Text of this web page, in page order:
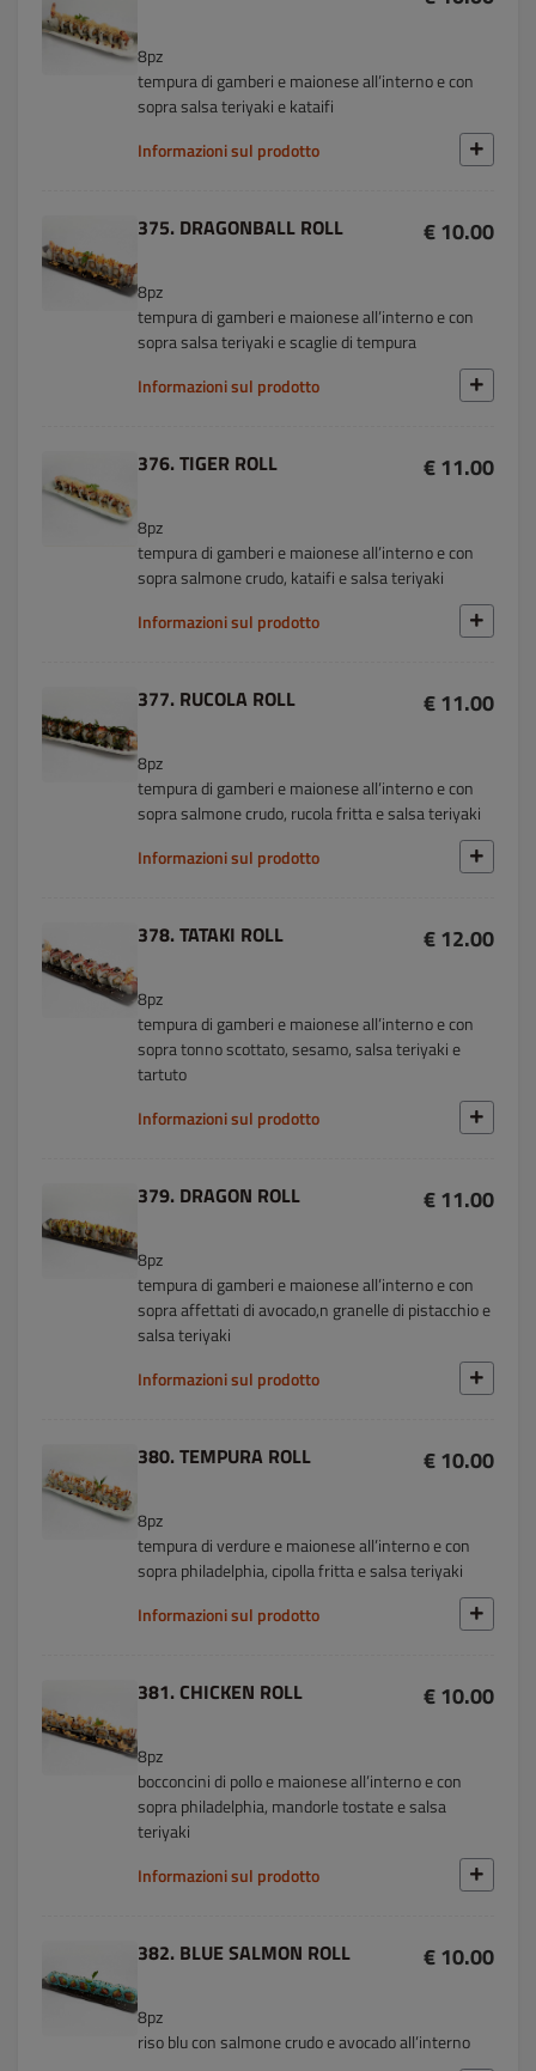
8pz
tempura di gamberi e maionese all’interno e con
sopra salsa teriyaki e kataifi
Informazioni sul prodotto
375. DRAGONBALL ROLL € 10.00
8pz
tempura di gamberi e maionese all’interno e con
sopra salsa teriyaki e scaglie di tempura
Informazioni sul prodotto
376. TIGER ROLL € 11.00
8pz
tempura di gamberi e maionese all’interno e con
sopra salmone crudo, kataifi e salsa teriyaki
Informazioni sul prodotto
377. RUCOLA ROLL € 11.00
8pz
tempura di gamberi e maionese all’interno e con
sopra salmone crudo, rucola fritta e salsa teriyaki
Informazioni sul prodotto
378. TATAKI ROLL € 12.00
8pz
tempura di gamberi e maionese all’interno e con
sopra tonno scottato, sesamo, salsa teriyaki e
tartuto
Informazioni sul prodotto
379. DRAGON ROLL € 11.00
8pz
tempura di gamberi e maionese all’interno e con
sopra affettati di avocado,n granelle di pistacchio e
salsa teriyaki
Informazioni sul prodotto
380. TEMPURA ROLL € 10.00
8pz
tempura di verdure e maionese all’interno e con
sopra philadelphia, cipolla fritta e salsa teriyaki
Informazioni sul prodotto
381. CHICKEN ROLL € 10.00
8pz
bocconcini di pollo e maionese all’interno e con
sopra philadelphia, mandorle tostate e salsa
teriyaki
Informazioni sul prodotto
382. BLUE SALMON ROLL € 10.00
8pz
riso blu con salmone crudo e avocado all’interno